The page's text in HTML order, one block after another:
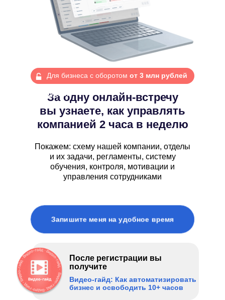
Запишите меня на удобное время
За одну онлайн-встречу
вы узнаете, как управлять
компанией 2 часа в неделю
Покажем: схему нашей компании, отделы
и их задачи, регламенты, систему
обучения, контроля, мотивации и
управления сотрудниками
Для бизнеса с оборотомот 3 млн
рублей
Для бизнеса с оборотом от 3 млн рублей
После регистрации вы
получите
Видео-гайд: Как автоматизировать
бизнес и освободить 10+ часов